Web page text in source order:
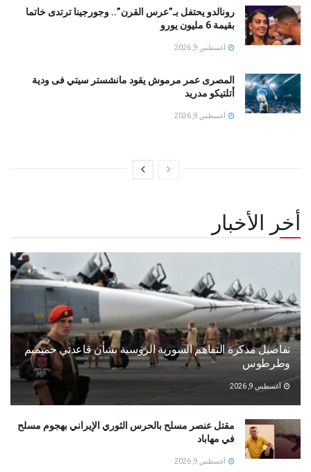
رونالدو يحتفل بـ”عرس القرن”.. وجورجينا ترتدى خاتما
بقيمة 6 مليون يورو
أغسطس 9, 2026
المصرى عمر مرموش يقود مانشستر سيتي فى ودية
أتلتيكو مدريد
أغسطس 9, 2026
أخر الأخبار
تفاصيل مذكرة التفاهم السورية الروسية بشأن قاعدتي حميميم
وطرطوس
أغسطس 9, 2026
مقتل عنصر مسلح بالحرس الثوري الإيراني بهجوم مسلح
في مهاباد
أغسطس 9, 2026